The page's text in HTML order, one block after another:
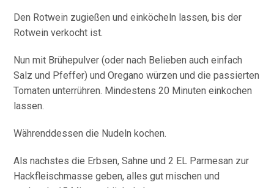
Den Rotwein zugießen und einköcheln lassen, bis der
Rotwein verkocht ist.
Nun mit Brühepulver (oder nach Belieben auch einfach
Salz und Pfeffer) und Oregano würzen und die passierten
Tomaten unterrühren. Mindestens 20 Minuten einkochen
lassen.
Währenddessen die Nudeln kochen.
Als nachstes die Erbsen, Sahne und 2 EL Parmesan zur
Hackfleischmasse geben, alles gut mischen und